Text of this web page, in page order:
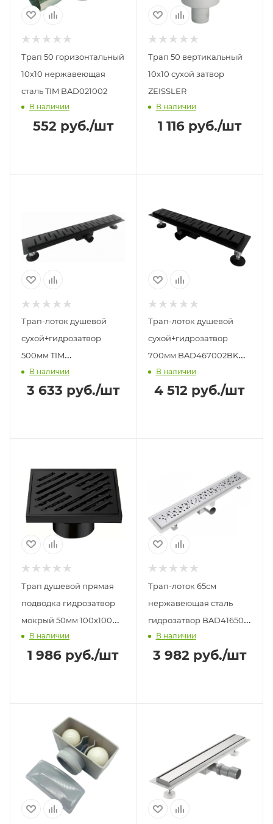
Трап 50 горизонтальный
10х10 нержавеющая
сталь TIM BAD021002
В наличии
552 руб./шт
Трап 50 вертикальный
10х10 сухой затвор
ZEISSLER
В наличии
1 116руб./шт
Трап-лоток душевой
сухой+гидрозатвор
500мм TIM
BAD465002BK черный
В наличии
3 633 руб./шт
Трап-лоток душевой
сухой+гидрозатвор
700мм BAD467002BK
TIM черный
В наличии
4 512 руб./шт
Трап душевой прямая
подводка гидрозатвор
мокрый 50мм 100х100мм
G81050-6 GAPPO
В наличии
1 986 руб./шт
Трап-лоток 65см
нержавеющая сталь
гидрозатвор BAD416502
TIMВ наличии
3 982 руб./шт